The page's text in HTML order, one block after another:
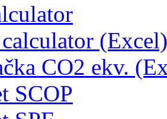
(Excel)
CO2 ekv.
SCOP